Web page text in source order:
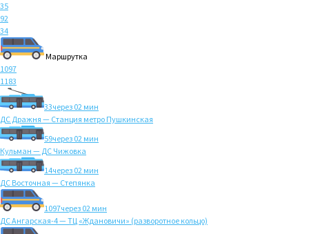
35
92
34
Маршрутка
1097
1183
33через 02 мин
ДС Дражня — Станция метро Пушкинская
59через 02 мин
Кульман — ДС Чижовка
14через 02 мин
ДС Восточная — Степянка
1097через 02 мин
ДС Ангарская-4 — ТЦ «Ждановичи» (разворотное кольцо)